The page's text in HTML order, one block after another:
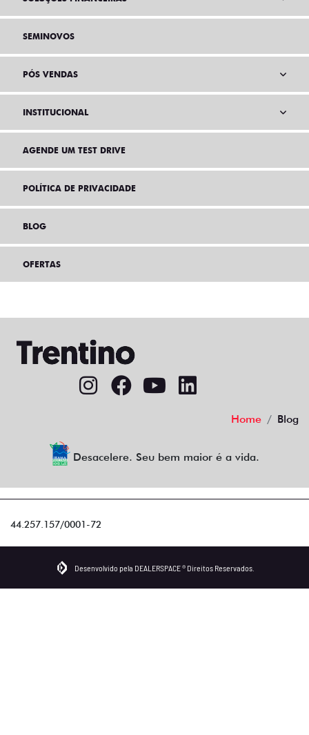
SEMINOVOS
PÓS VENDAS
INSTITUCIONAL
AGENDE UM TEST DRIVE
POLÍTICA DE PRIVACIDADE
BLOG
OFERTAS
Home Blog
Desacelere. Seu bem maior é a vida.
44.257.157/0001-72
Desenvolvido pela DEALERSPACE ® Direitos Reservados.